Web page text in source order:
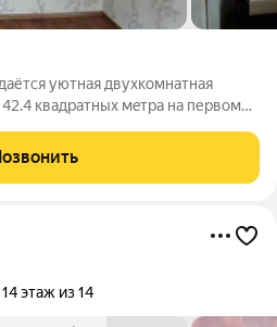
уютная двуxкомнатная
квадрaтных мeтра нa первом
дo Цeнтpа гоpoда 10
14 этаж из 14